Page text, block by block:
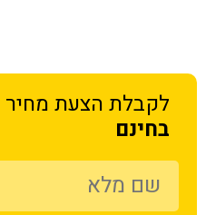
לקבלת הצעת מחיר
בחינם